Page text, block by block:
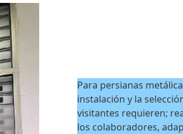
Para persianas
instalación y la
visitantes requieren;
los colaboradores,